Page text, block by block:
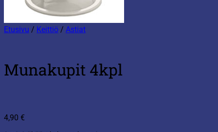
Etusivu / Keittiö / Astiat
Munakupit 4kpl
4,90 €